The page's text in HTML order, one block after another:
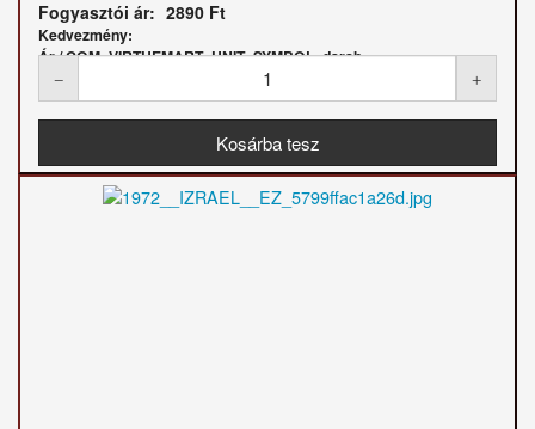
Fogyasztói ár: 2890 Ft
Kedvezmény:
Ár / COM_VIRTUEMART_UNIT_SYMBOL_darab: